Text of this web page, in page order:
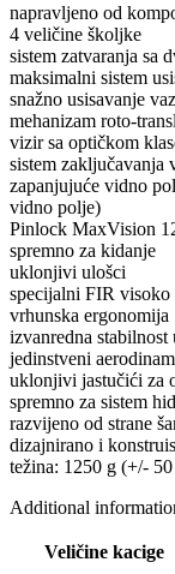
napravljeno od
4 veličine školjke
sistem zatvaranja sa
maksimalni sistem
snažno usisavanje
mehanizam roto-
vizir sa optičkom
sistem zaključavanja
zapanjujuće vidno
vidno polje)
Pinlock MaxVision
spremno za kidanje
uklonjivi ulošci
specijalni FIR visoko
vrhunska ergonomija
izvanredna stabilnost
jedinstveni
uklonjivi jastučići za
spremno za sistem
razvijeno od strane
dizajnirano i
težina: 1250 g (+/-
Additional
Veličine kacige